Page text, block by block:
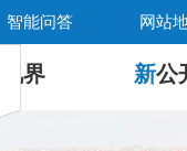
智能问答 网站
视界 新公